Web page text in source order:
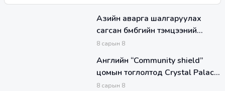
Азийн аварга шалгаруулах
сагсан бөмбөгийн тэмцээний
хэсгийн тоглолтууд өндөрлөлөө
8 сарын 8
Английн “Community shield”
цомын тоглолтод Crystal Palace
Клуб Liverpool-ийг хожиж
8 сарын 8